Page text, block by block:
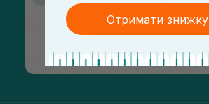
Отримати знижку